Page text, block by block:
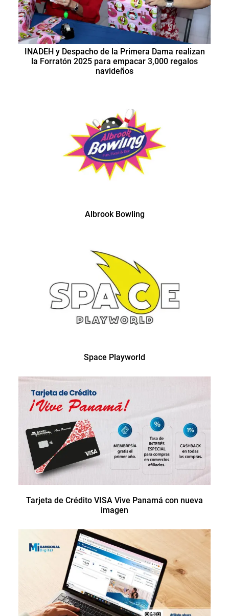
INADEH y Despacho de la Primera Dama realizan
la Forratón 2025 para empacar 3,000 regalos
navideños
Albrook Bowling
Space Playworld
Tarjeta de Crédito VISA Vive Panamá con nueva
imagen